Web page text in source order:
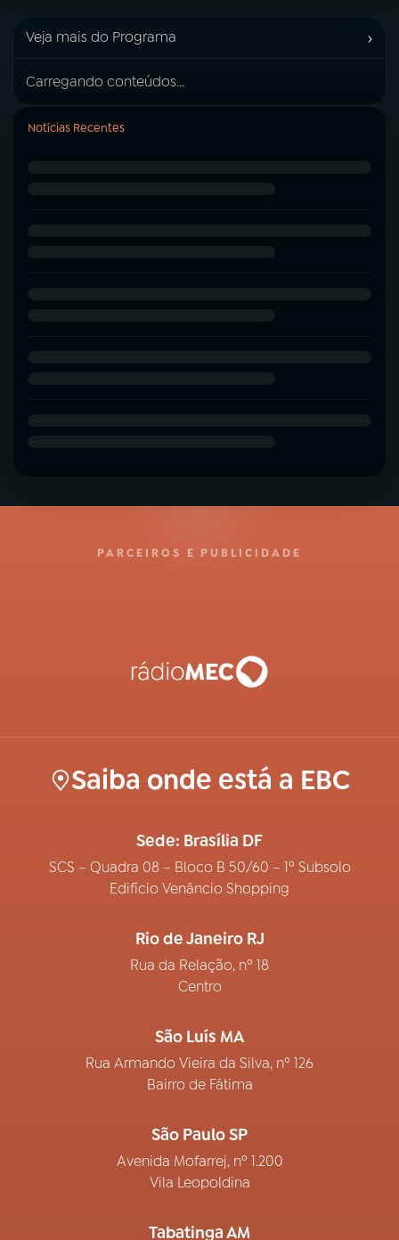
Veja mais do Programa ›
Carregando conteúdos...
Notícias Recentes
PARCEIROS E PUBLICIDADE
Saiba onde está a EBC
Sede: Brasília DF
SCS – Quadra 08 – Bloco B 50/60 – 1º Subsolo
Edifício Venâncio Shopping
Rio de Janeiro RJ
Rua da Relação, nº 18
Centro
São Luís MA
Rua Armando Vieira da Silva, nº 126
Bairro de Fátima
São Paulo SP
Avenida Mofarrej, nº 1.200
Vila Leopoldina
Tabatinga AM